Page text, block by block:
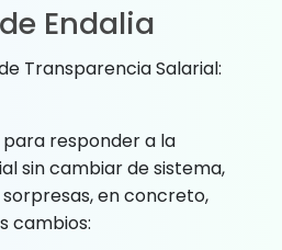
Endalia
Transparencia Salarial:
para responder a la
sin cambiar de sistema,
en concreto,
cambios: